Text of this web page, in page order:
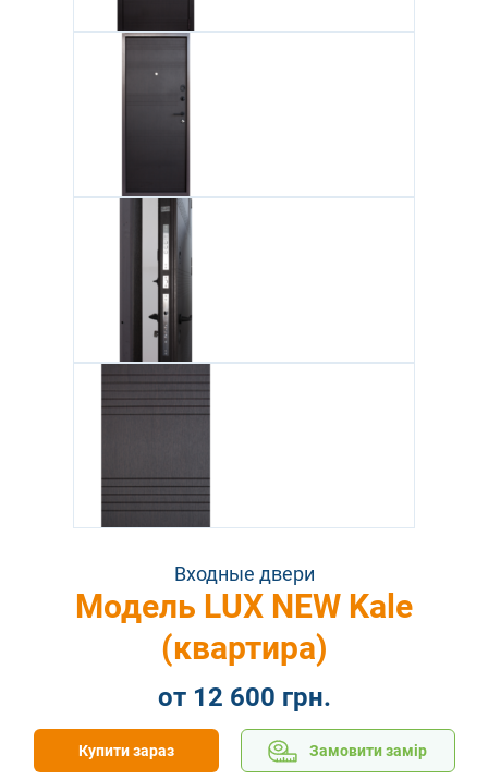
Входные двери
Модель LUX NEW Kale
(квартира)
от 12 600 грн.
Купити зараз Замовити замір